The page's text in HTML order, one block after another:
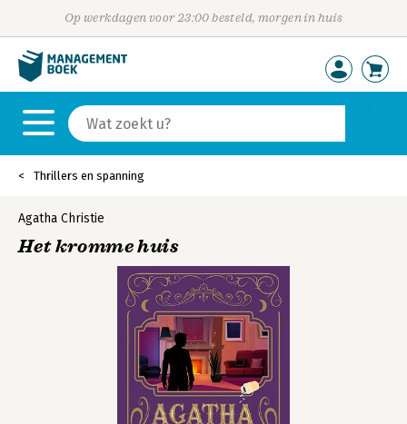
Op werkdagen voor 23:00 besteld, morgen in huis
Thrillers en spanning
Agatha Christie
Het kromme huis